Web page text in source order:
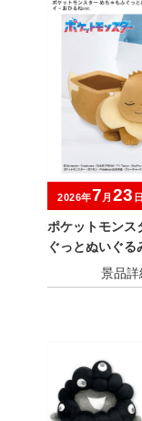
ポケットモンス
ぐっとぬいぐる
ンズ～イーブ
2026年7 月 23